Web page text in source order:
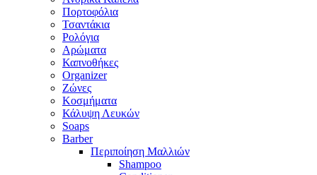
Πορτοφόλια
Τσαντάκια
Ρολόγια
Αρώματα
Καπνοθήκες
Organizer
Ζώνες
Κοσμήματα
Κάλυψη Λευκών
Soaps
Barber
Περιποίηση Μαλλιών
Shampoo